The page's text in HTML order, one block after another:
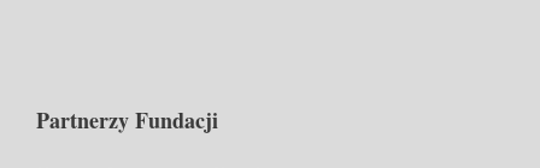
Partnerzy Fundacji